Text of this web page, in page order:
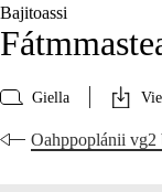
Bajitoassi
Giella
Oahppoplánii vg2